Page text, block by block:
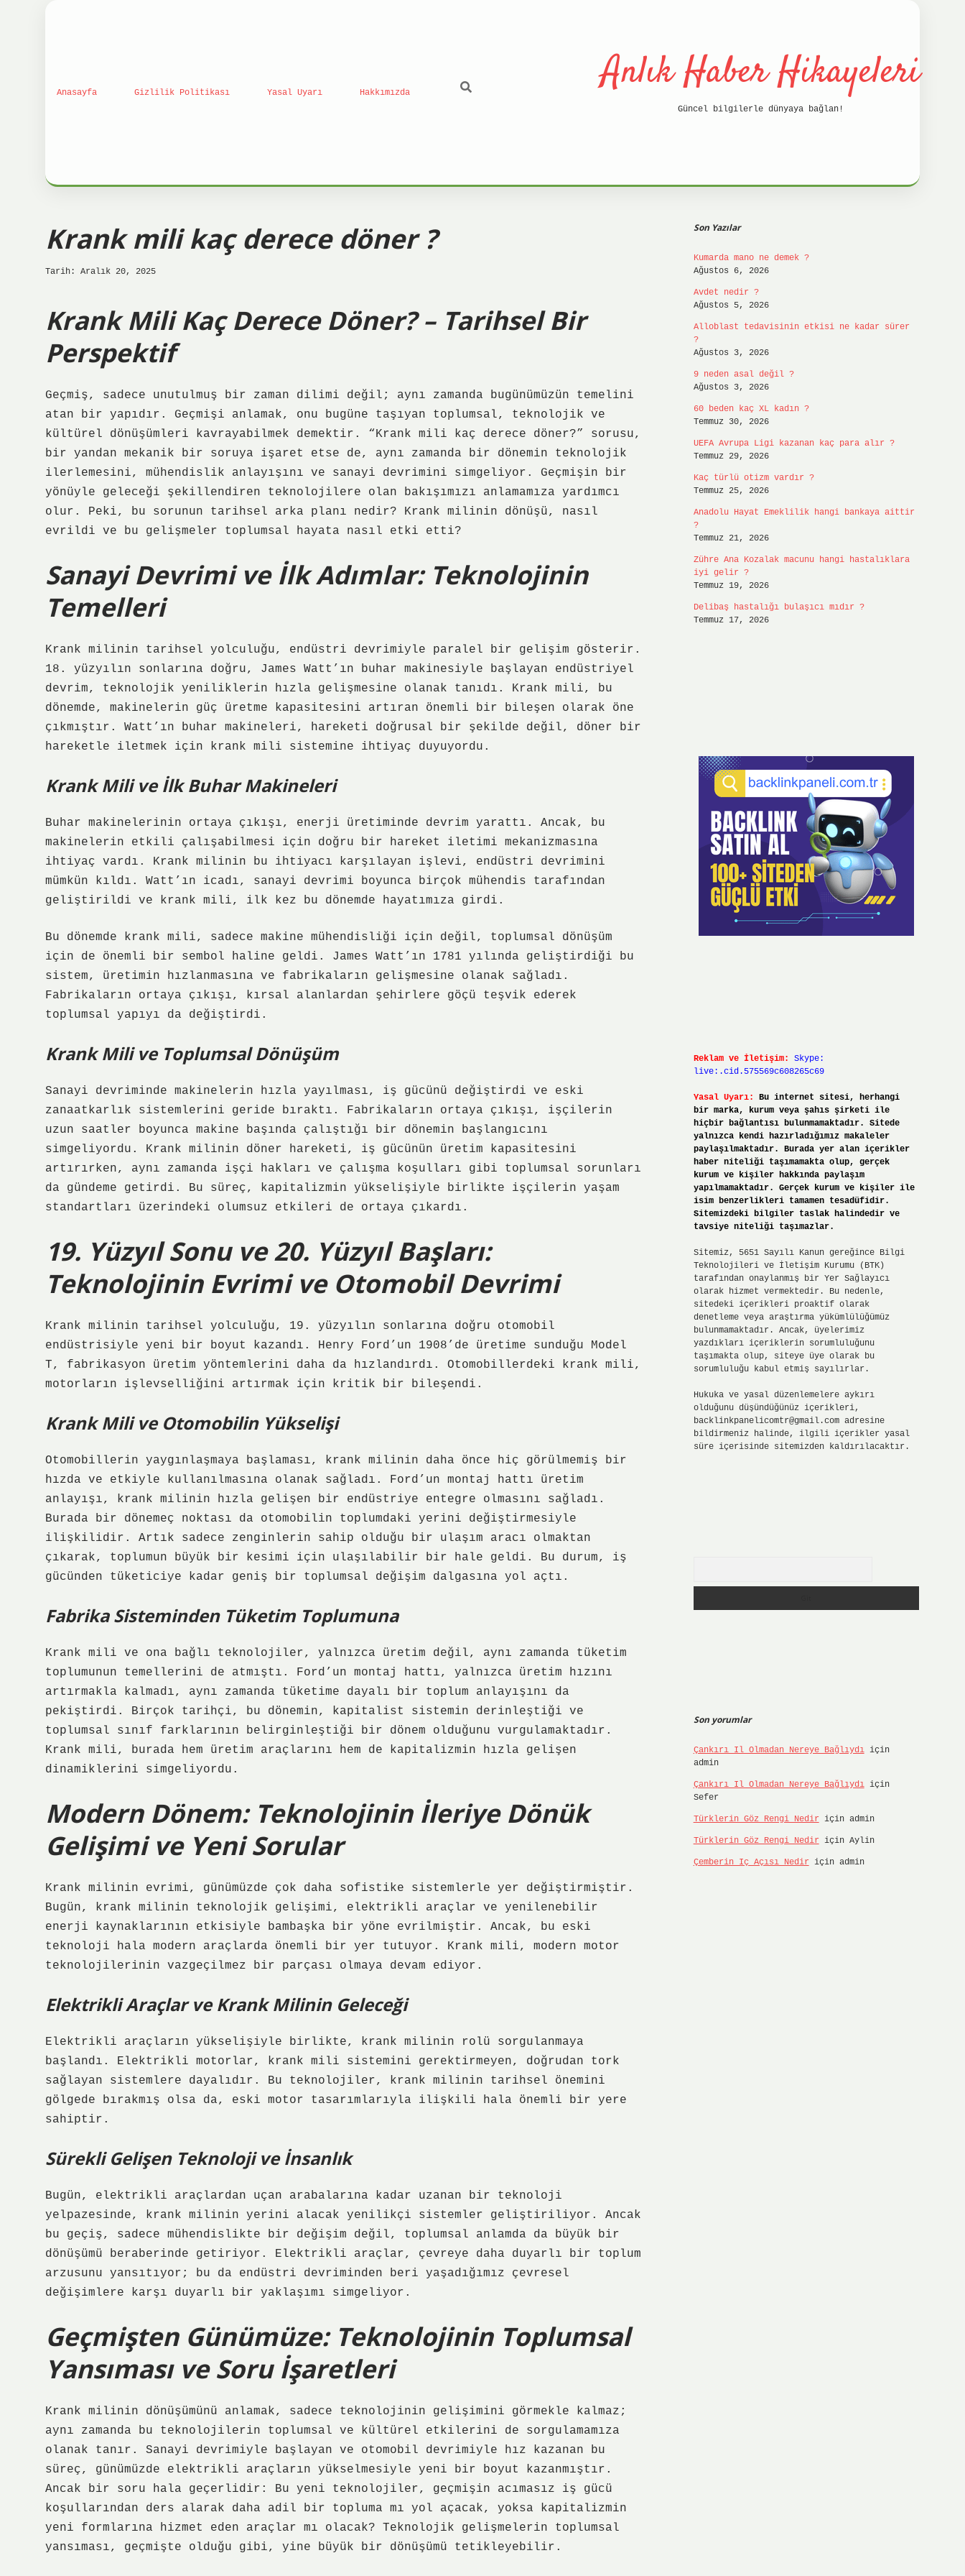
Anasayfa Gizlilik Politikası Yasal Uyarı Hakkımızda Anlık Haber Hikayeleri
Güncel bilgilerle dünyaya bağlan!
Krank mili kaç derece döner ?
Tarih: Aralık 20, 2025
Krank Mili Kaç Derece Döner? – Tarihsel Bir
Perspektif
Geçmiş, sadece unutulmuş bir zaman dilimi değil; aynı zamanda bugünümüzün temelini
atan bir yapıdır. Geçmişi anlamak, onu bugüne taşıyan toplumsal, teknolojik ve
kültürel dönüşümleri kavrayabilmek demektir. “Krank mili kaç derece döner?” sorusu,
bir yandan mekanik bir soruya işaret etse de, aynı zamanda bir dönemin teknolojik
ilerlemesini, mühendislik anlayışını ve sanayi devrimini simgeliyor. Geçmişin bir
yönüyle geleceği şekillendiren teknolojilere olan bakışımızı anlamamıza yardımcı
olur. Peki, bu sorunun tarihsel arka planı nedir? Krank milinin dönüşü, nasıl
evrildi ve bu gelişmeler toplumsal hayata nasıl etki etti?
Sanayi Devrimi ve İlk Adımlar: Teknolojinin
Temelleri
Krank milinin tarihsel yolculuğu, endüstri devrimiyle paralel bir gelişim gösterir.
18. yüzyılın sonlarına doğru, James Watt’ın buhar makinesiyle başlayan endüstriyel
devrim, teknolojik yeniliklerin hızla gelişmesine olanak tanıdı. Krank mili, bu
dönemde, makinelerin güç üretme kapasitesini artıran önemli bir bileşen olarak öne
çıkmıştır. Watt’ın buhar makineleri, hareketi doğrusal bir şekilde değil, döner bir
hareketle iletmek için krank mili sistemine ihtiyaç duyuyordu.
Krank Mili ve İlk Buhar Makineleri
Buhar makinelerinin ortaya çıkışı, enerji üretiminde devrim yarattı. Ancak, bu
makinelerin etkili çalışabilmesi için doğru bir hareket iletimi mekanizmasına
ihtiyaç vardı. Krank milinin bu ihtiyacı karşılayan işlevi, endüstri devrimini
mümkün kıldı. Watt’ın icadı, sanayi devrimi boyunca birçok mühendis tarafından
geliştirildi ve krank mili, ilk kez bu dönemde hayatımıza girdi.
Bu dönemde krank mili, sadece makine mühendisliği için değil, toplumsal dönüşüm
için de önemli bir sembol haline geldi. James Watt’ın 1781 yılında geliştirdiği bu
sistem, üretimin hızlanmasına ve fabrikaların gelişmesine olanak sağladı.
Fabrikaların ortaya çıkışı, kırsal alanlardan şehirlere göçü teşvik ederek
toplumsal yapıyı da değiştirdi.
Krank Mili ve Toplumsal Dönüşüm
Sanayi devriminde makinelerin hızla yayılması, iş gücünü değiştirdi ve eski
zanaatkarlık sistemlerini geride bıraktı. Fabrikaların ortaya çıkışı, işçilerin
uzun saatler boyunca makine başında çalıştığı bir dönemin başlangıcını
simgeliyordu. Krank milinin döner hareketi, iş gücünün üretim kapasitesini
artırırken, aynı zamanda işçi hakları ve çalışma koşulları gibi toplumsal sorunları
da gündeme getirdi. Bu süreç, kapitalizmin yükselişiyle birlikte işçilerin yaşam
standartları üzerindeki olumsuz etkileri de ortaya çıkardı.
19. Yüzyıl Sonu ve 20. Yüzyıl Başları:
Teknolojinin Evrimi ve Otomobil Devrimi
Krank milinin tarihsel yolculuğu, 19. yüzyılın sonlarına doğru otomobil
endüstrisiyle yeni bir boyut kazandı. Henry Ford’un 1908’de üretime sunduğu Model
T, fabrikasyon üretim yöntemlerini daha da hızlandırdı. Otomobillerdeki krank mili,
motorların işlevselliğini artırmak için kritik bir bileşendi.
Krank Mili ve Otomobilin Yükselişi
Otomobillerin yaygınlaşmaya başlaması, krank milinin daha önce hiç görülmemiş bir
hızda ve etkiyle kullanılmasına olanak sağladı. Ford’un montaj hattı üretim
anlayışı, krank milinin hızla gelişen bir endüstriye entegre olmasını sağladı.
Burada bir dönemeç noktası da otomobilin toplumdaki yerini değiştirmesiyle
ilişkilidir. Artık sadece zenginlerin sahip olduğu bir ulaşım aracı olmaktan
çıkarak, toplumun büyük bir kesimi için ulaşılabilir bir hale geldi. Bu durum, iş
gücünden tüketiciye kadar geniş bir toplumsal değişim dalgasına yol açtı.
Fabrika Sisteminden Tüketim Toplumuna
Krank mili ve ona bağlı teknolojiler, yalnızca üretim değil, aynı zamanda tüketim
toplumunun temellerini de atmıştı. Ford’un montaj hattı, yalnızca üretim hızını
artırmakla kalmadı, aynı zamanda tüketime dayalı bir toplum anlayışını da
pekiştirdi. Birçok tarihçi, bu dönemin, kapitalist sistemin derinleştiği ve
toplumsal sınıf farklarının belirginleştiği bir dönem olduğunu vurgulamaktadır.
Krank mili, burada hem üretim araçlarını hem de kapitalizmin hızla gelişen
dinamiklerini simgeliyordu.
Modern Dönem: Teknolojinin İleriye Dönük
Gelişimi ve Yeni Sorular
Krank milinin evrimi, günümüzde çok daha sofistike sistemlerle yer değiştirmiştir.
Bugün, krank milinin teknolojik gelişimi, elektrikli araçlar ve yenilenebilir
enerji kaynaklarının etkisiyle bambaşka bir yöne evrilmiştir. Ancak, bu eski
teknoloji hala modern araçlarda önemli bir yer tutuyor. Krank mili, modern motor
teknolojilerinin vazgeçilmez bir parçası olmaya devam ediyor.
Elektrikli Araçlar ve Krank Milinin Geleceği
Elektrikli araçların yükselişiyle birlikte, krank milinin rolü sorgulanmaya
başlandı. Elektrikli motorlar, krank mili sistemini gerektirmeyen, doğrudan tork
sağlayan sistemlere dayalıdır. Bu teknolojiler, krank milinin tarihsel önemini
gölgede bırakmış olsa da, eski motor tasarımlarıyla ilişkili hala önemli bir yere
sahiptir.
Sürekli Gelişen Teknoloji ve İnsanlık
Bugün, elektrikli araçlardan uçan arabalarına kadar uzanan bir teknoloji
yelpazesinde, krank milinin yerini alacak yenilikçi sistemler geliştiriliyor. Ancak
bu geçiş, sadece mühendislikte bir değişim değil, toplumsal anlamda da büyük bir
dönüşümü beraberinde getiriyor. Elektrikli araçlar, çevreye daha duyarlı bir toplum
arzusunu yansıtıyor; bu da endüstri devriminden beri yaşadığımız çevresel
değişimlere karşı duyarlı bir yaklaşımı simgeliyor.
Geçmişten Günümüze: Teknolojinin Toplumsal
Yansıması ve Soru İşaretleri
Krank milinin dönüşümünü anlamak, sadece teknolojinin gelişimini görmekle kalmaz;
aynı zamanda bu teknolojilerin toplumsal ve kültürel etkilerini de sorgulamamıza
olanak tanır. Sanayi devrimiyle başlayan ve otomobil devrimiyle hız kazanan bu
süreç, günümüzde elektrikli araçların yükselmesiyle yeni bir boyut kazanmıştır.
Ancak bir soru hala geçerlidir: Bu yeni teknolojiler, geçmişin acımasız iş gücü
koşullarından ders alarak daha adil bir topluma mı yol açacak, yoksa kapitalizmin
yeni formlarına hizmet eden araçlar mı olacak? Teknolojik gelişmelerin toplumsal
yansıması, geçmişte olduğu gibi, yine büyük bir dönüşümü tetikleyebilir.
Son Yazılar
Kumarda mano ne demek ?
Ağustos 6, 2026
Avdet nedir ?
Ağustos 5, 2026
Alloblast tedavisinin etkisi ne kadar sürer
?
Ağustos 3, 2026
9 neden asal değil ?
Ağustos 3, 2026
60 beden kaç XL kadın ?
Temmuz 30, 2026
UEFA Avrupa Ligi kazanan kaç para alır ?
Temmuz 29, 2026
Kaç türlü otizm vardır ?
Temmuz 25, 2026
Anadolu Hayat Emeklilik hangi bankaya aittir
?
Temmuz 21, 2026
Zühre Ana Kozalak macunu hangi hastalıklara
iyi gelir ?
Temmuz 19, 2026
Delibaş hastalığı bulaşıcı mıdır ?
Temmuz 17, 2026
Reklam ve İletişim:
Skype:
live:.cid.575569c608265c69
Yasal Uyarı:
Bu internet sitesi, herhangi
bir marka, kurum veya şahıs şirketi ile
hiçbir bağlantısı bulunmamaktadır. Sitede
yalnızca kendi hazırladığımız makaleler
paylaşılmaktadır. Burada yer alan içerikler
haber niteliği taşımamakta olup, gerçek
kurum ve kişiler hakkında paylaşım
yapılmamaktadır. Gerçek kurum ve kişiler ile
isim benzerlikleri tamamen tesadüfidir.
Sitemizdeki bilgiler taslak halindedir ve
tavsiye niteliği taşımazlar.
Sitemiz, 5651 Sayılı Kanun gereğince Bilgi
Teknolojileri ve İletişim Kurumu (BTK)
tarafından onaylanmış bir Yer Sağlayıcı
olarak hizmet vermektedir. Bu nedenle,
sitedeki içerikleri proaktif olarak
denetleme veya araştırma yükümlülüğümüz
bulunmamaktadır. Ancak, üyelerimiz
yazdıkları içeriklerin sorumluluğunu
taşımakta olup, siteye üye olarak bu
sorumluluğu kabul etmiş sayılırlar.
Hukuka ve yasal düzenlemelere aykırı
olduğunu düşündüğünüz içerikleri,
backlinkpanelicomtr@gmail.comadresine
bildirmeniz halinde, ilgili içerikler yasal
süre içerisinde sitemizden kaldırılacaktır.
Son yorumlar
Çankırı Il Olmadan Nereye Bağlıydıiçin
admin
Çankırı Il Olmadan Nereye Bağlıydıiçin
Sefer
Türklerin Göz Rengi Nedir için admin
Türklerin Göz Rengi Nedir için Aylin
Çemberin Iç Açısı Nedir için admin